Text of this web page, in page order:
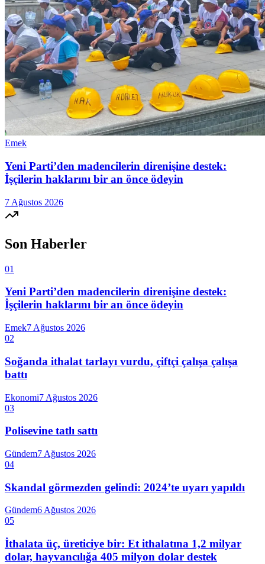
Emek
Yeni Parti’den madencilerin direnişine destek:
İşçilerin haklarını bir an önce ödeyin
7 Ağustos 2026
Son Haberler
01
Yeni Parti’den madencilerin direnişine destek:
İşçilerin haklarını bir an önce ödeyin
Emek7 Ağustos 2026
02
Soğanda ithalat tarlayı vurdu, çiftçi çalışa çalışa
battı
Ekonomi7 Ağustos 2026
03
Polisevine tatlı sattı
Gündem7 Ağustos 2026
04
Skandal görmezden gelindi: 2024’te uyarı yapıldı
Gündem6 Ağustos 2026
05
İthalata üç, üreticiye bir: Et ithalatına 1,2 milyar
dolar, hayvancılığa 405 milyon dolar destek